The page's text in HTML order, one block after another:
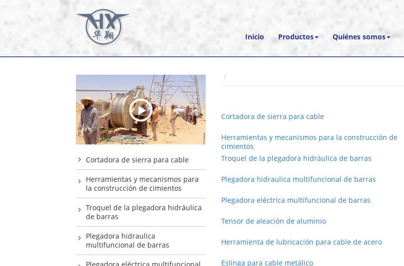
Inicio Productos Quiénes somos
Cortadora de sierra para cable
Herramientas y mecanismos para la construcción de
cimientos
Troquel de la plegadora hidráulica de barras
Plegadora hidraulica multifuncional de barras
Plegadora eléctrica multifuncional de barras
Tensor de aleación de aluminio
Herramienta de lubricación para cable de acero
Eslinga para cable metálico
Cortadora de sierra para cable
Herramientas y mecanismos para
la construcción de cimientos
Troquel de la plegadora hidráulica
de barras
Plegadora hidraulica
multifuncional de barras
Plegadora eléctrica multifuncional